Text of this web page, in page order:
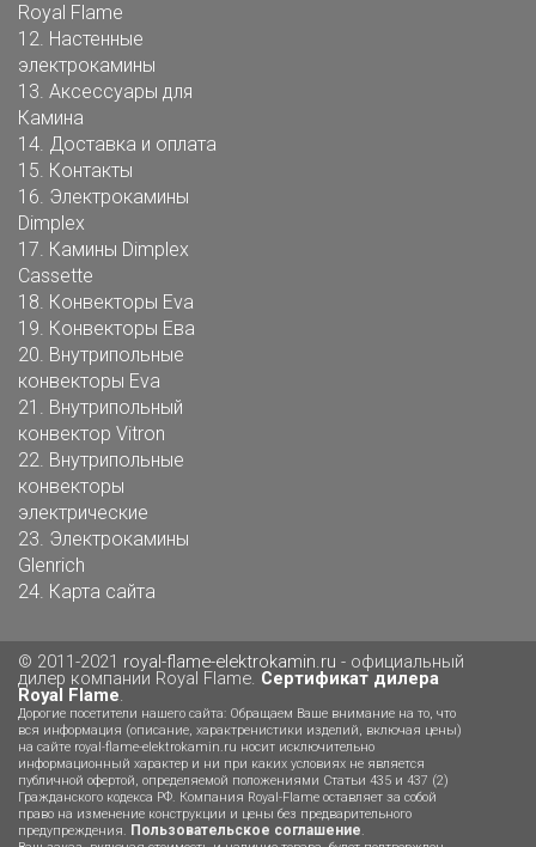
Royal Flame
12. Настенные
электрокамины
13. Аксессуары для
Камина
14. Доставка и оплата
15. Контакты
16. Электрокамины
Dimplex
17. Камины Dimplex
Cassette
18. Конвекторы Eva
19. Конвекторы Ева
20. Внутрипольные
конвекторы Eva
21. Внутрипольный
конвектор Vitron
22. Внутрипольные
конвекторы
электрические
23. Электрокамины
Glenrich
24. Карта сайта
© 2011-2021 royal-flame-elektrokamin.ru - официальный
дилер компании Royal Flame. Сертификат дилера
Royal Flame.
Дорогие посетители нашего сайта: Обращаем Ваше внимание на то, что
вся информация (описание, характренистики изделий, включая цены)
на сайте royal-flame-elektrokamin.ru носит исключительно
информационный характер и ни при каких условиях не является
публичной офертой, определяемой положениями Статьи 435 и 437 (2)
Гражданского кодекса РФ. Компания Royal-Flame оставляет за собой
право на изменение конструкции и цены без предварительного
предупреждения. Пользовательское соглашение.